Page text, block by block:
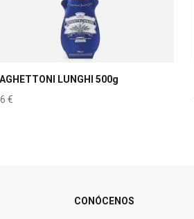
LUNGHI 500g
€
CONÓCENOS